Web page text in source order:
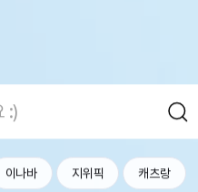
이나바 지위픽 캐츠랑